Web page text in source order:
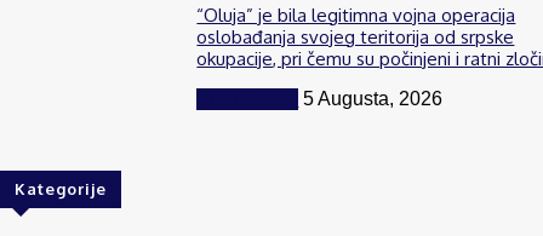
“Oluja” je bila legitimna vojna operacija
oslobađanja svojeg teritorija od srpske
okupacije, pri čemu su počinjeni i ratni
5 Augusta, 2026
Kategorije